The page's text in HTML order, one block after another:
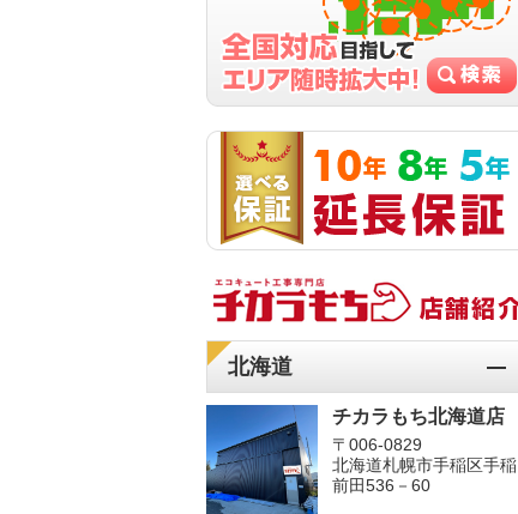
北海道
チカラもち北海道店
〒006-0829
北海道札幌市手稲区手稲
前田536－60